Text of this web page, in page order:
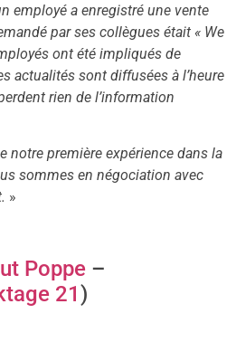
employé a enregistré une vente
par ses collègues était « We
ont été impliqués de
actualités sont diffusées à l’heure
rien de l’information
notre première expérience dans la
sommes en négociation avec
»
Poppe –
21)